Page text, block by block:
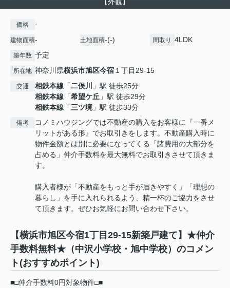
【外観】
価格 -
建物面積- 土地面積-(-) 間取り 4LDK
築年数 予定
所在地 神奈川県横浜市旭区今宿１丁目29-15
交通 相鉄本線 「二俣川
」駅 徒歩25分
相鉄本線 「希望ケ丘 」駅 徒歩29分
相鉄本線 「三ツ境」駅 徒歩33分
備考
コノミハウジングでは不動産の購入をお客様に『一番メ
リットがある形』でお取引きをします。不動産購入時に
物件金額とは別に必要になってくる「諸費用の大部分を
占める」仲介手数料を最大無料でお取引きさせて頂きま
す。
購入者様が「不動産をもっと手が届きやすく」「理想の
暮らし」を手に入れられるよう、精一杯のご協力をさせ
て頂きます。ぜひお気軽にお問い合わせ下さい。
【横浜市旭区今宿1丁目29-15新築戸建て】★仲介
手数料無料★（中沢小学校・旭中学校）のコメン
ト(おすすめポイント)
■□仲介手数料0円対象物件□■